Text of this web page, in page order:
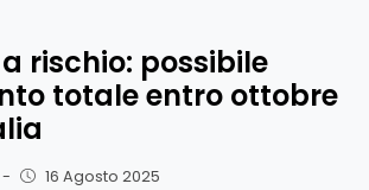
rischio: possibile
totale entro ottobre
- 16 Agosto 2025